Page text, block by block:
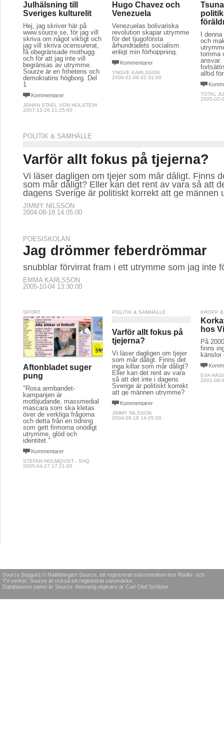
Julhälsning till
Sveriges kulturelit
Hej, jag skriver här på
www.sourze.se, för jag vill
skriva om något viktigt och
jag vill skriva ocensurerat,
få obegränsade mothugg
och för att jag inte vill
begränsas av utrymme.
Sourze är en frihetens och
demokratins högborg. Del
1
Kommentarer
JOHAN STAËL VON HOLSTEIN
2007-12-26 21:25:00
Hugo Chavez och
Venezuela
Venezuelas bolivariska
revolution skapar utrymme
för det tjugoförsta
århundradets socialism
enligt min förhoppning.
Kommentarer
YNGVE KARLSSON
2006-02-06 02:31:00
I
och
tomma
ansvar.
alltid
TOTAL
2005-02-
POLITIK & SAMHÄLLE
Varför allt fokus på tjejerna?
Vi läser dagligen om tjejer som mår dåligt. Finns
som mår dåligt? Eller kan det rent av vara så att
dagens Sverige är politiskt korrekt att ge männen
JIMMY NILSSON
2004-08-18 14:05:00
POESISKOLAN
Jag drömmer feberdrömmar
snubblar förvirrat fram i ett utrymme som jag inte
EMMA KARLSSON
2005-10-04 13:30:00
SPORT
Aftonbladet suger
pung
"Rosa armbandet-
kampanjen är
motbjudande, massmedial
mascara som ska kletas
över de verkliga frågorna
och detta från en tidning
som gett firmorna onödigt
utrymme, glöd och
identitet."
Kommentarer
STEFAN HOLMQVIST - SHQ
2005-04-27 17:21:00
POLITIK & SAMHÄLLE
Varför allt fokus på
tjejerna?
Vi läser dagligen om tjejer
som mår dåligt. Finns det
inga killar som mår dåligt?
Eller kan det rent av vara
så att det inte i dagens
Sverige är politiskt korrekt
att ge männen utrymme?
Kommentarer
JIMMY NILSSON
2004-08-18 14:05:00
KROPP
hos
På
finns
känslor
EVA
2001-08-
Sourze [loggan] © Nättidningen Sourze, ett registrerat massmedium hos Radio- och
TV-verket. Sourze är också ett registrerat varumärke.
Databasens namn är Sourze. Ansvarig utgivare är Carl Olof Schlyter.